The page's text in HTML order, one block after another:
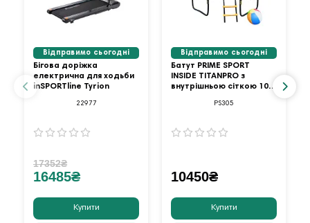
Відправимо сьогодні
Бігова доріжка
електрична для ходьби
inSPORTline Tyrion
22977
17352₴
16485₴
Купити
Відправимо сьогодні
Батут PRIME SPORT
INSIDE TITANPRO з
внутрішньою сіткою 10
PS305
10450₴
Купити